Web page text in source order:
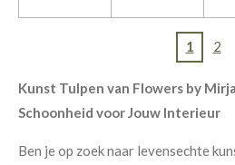
1 2
Kunst Tulpen van Flowers by
Schoonheid voor Jouw Interieur
Ben je op zoek naar levensechte